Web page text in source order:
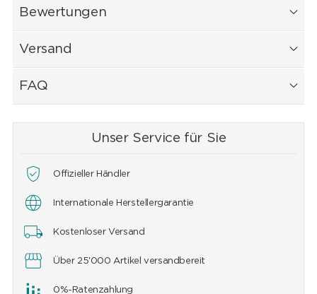
Bewertungen
Versand
FAQ
Unser Service für Sie
Offizieller Händler
Internationale Herstellergarantie
Kostenloser Versand
Über 25'000 Artikel versandbereit
0%-Ratenzahlung